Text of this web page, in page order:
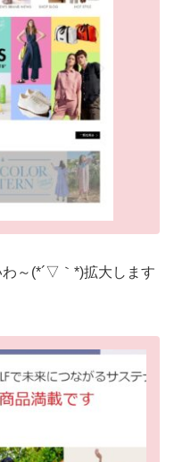
～(*´▽｀*)拡大します